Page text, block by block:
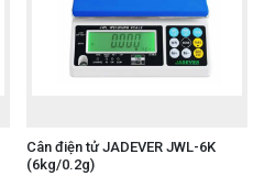
Cân điện tử JADEVER JWL-6K
(6kg/0.2g)